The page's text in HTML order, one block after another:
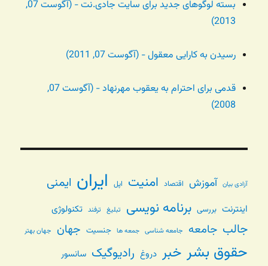
بسته لوگوهای جدید برای سایت جادی.نت - (آگوست 07,
2013)
رسیدن به کارایی معقول - (آگوست 07, 2011)
قدمی برای احترام به یعقوب مهرنهاد - (آگوست 07,
2008)
آزادی بیان آموزش اقتصاد امنیت اپل ایران ایمنی
اینترنت بررسی برنامه نویسی تبلیغ ترفند تکنولوژی
جالب جامعه جامعه شناسی جمعه ها جنسیت جهان جهان بهتر
حقوق بشر خبر دروغ رادیوگیک سانسور